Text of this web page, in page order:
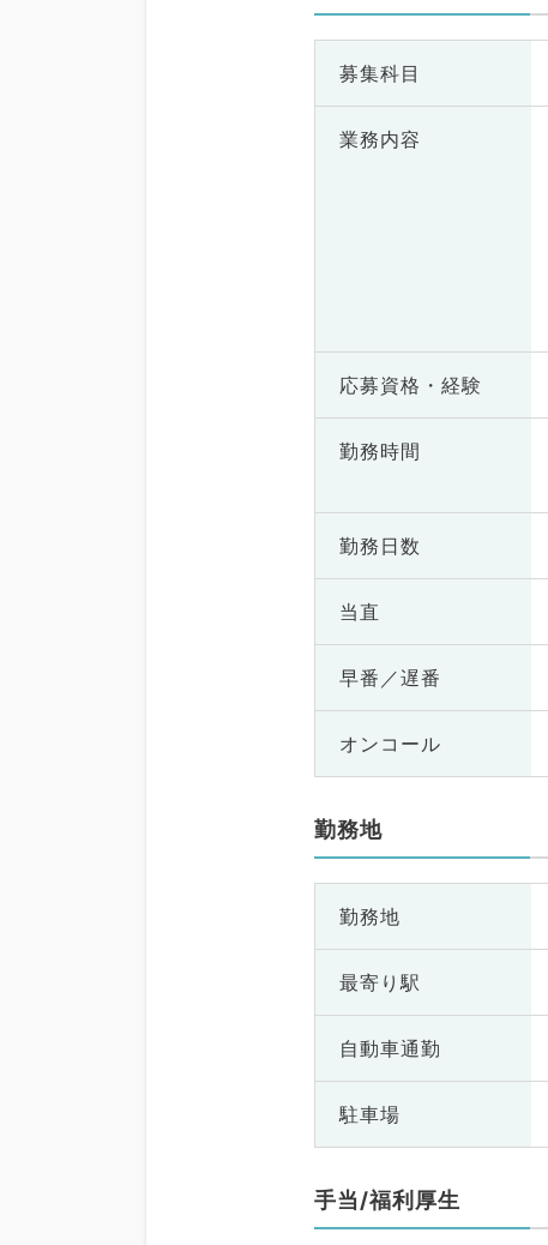
募集科目
業務内容
応募資格・ 経験
勤務時間
勤務日数
当直
早番／遅番
オンコール
勤務地
勤務地
最寄り駅
自動車通勤
駐車場
手当/福利厚生